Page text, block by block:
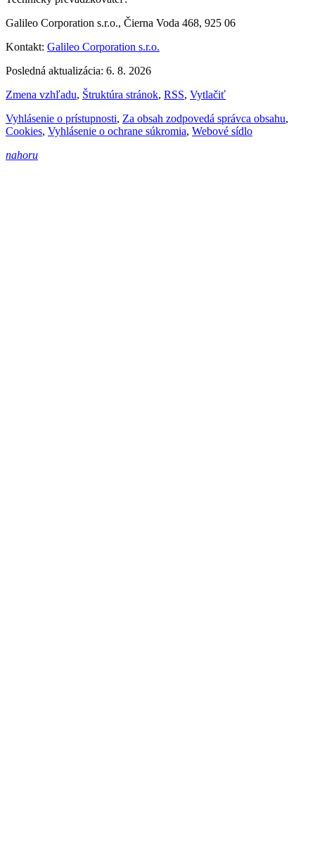
Galileo Corporation s.r.o., Čierna Voda 468, 925 06
Kontakt: Galileo Corporation s.r.o.
Posledná aktualizácia: 6. 8. 2026
Zmena vzhľadu, Štruktúra stránok, RSS, Vytlačiť
Vyhlásenie o prístupnosti, Za obsah zodpovedá správca obsahu,
Cookies, Vyhlásenie o ochrane súkromia, Webové sídlo
nahoru